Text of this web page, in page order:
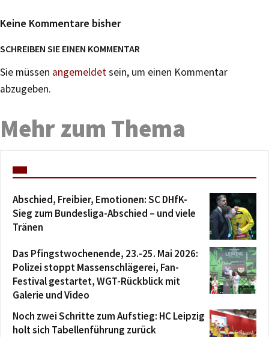
Keine Kommentare bisher
SCHREIBEN SIE EINEN KOMMENTAR
Sie müssen angemeldetsein, um einen Kommentar
abzugeben.
Mehr zum Thema
Abschied, Freibier, Emotionen: SC DHfK-
Sieg zum Bundesliga-Abschied – und viele
Tränen
Das Pfingstwochenende, 23.-25. Mai 2026:
Polizei stoppt Massenschlägerei, Fan-
Festival gestartet, WGT-Rückblick mit
Galerie und Video
Noch zwei Schritte zum Aufstieg: HC Leipzig
holt sich Tabellenführung zurück